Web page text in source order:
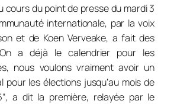
du point de presse du mardi 3
internationale, par la voix
et de Koen Verveake, a fait des
On a déjà le calendrier pour les
nous voulons vraiment avoir un
pour les élections jusqu’au mois de
“, a dit la première, relayée par le